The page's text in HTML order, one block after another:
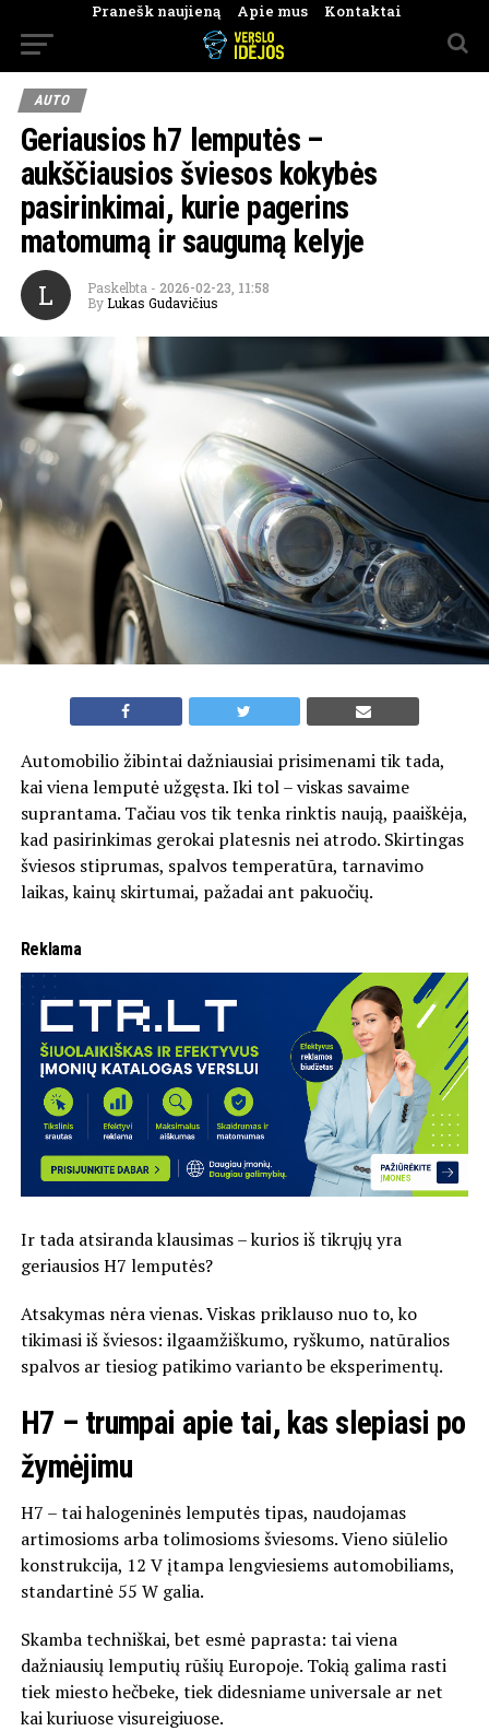
Pranešk naujieną Apie mus Kontaktai
AUTO
Geriausios h7 lemputės –
aukščiausios šviesos kokybės
pasirinkimai, kurie pagerins
matomumą ir saugumą kelyje
L Paskelbta - 2026-02-23, 11:58
By Lukas Gudavičius
Automobilio žibintai dažniausiai prisimenami tik tada,
kai viena lemputė užgęsta. Iki tol – viskas savaime
suprantama. Tačiau vos tik tenka rinktis naują, paaiškėja,
kad pasirinkimas gerokai platesnis nei atrodo. Skirtingas
šviesos stiprumas, spalvos temperatūra, tarnavimo
laikas, kainų skirtumai, pažadai ant pakuočių.
Reklama
Ir tada atsiranda klausimas – kurios iš tikrųjų yra
geriausios H7 lemputės?
Atsakymas nėra vienas. Viskas priklauso nuo to, ko
tikimasi iš šviesos: ilgaamžiškumo, ryškumo, natūralios
spalvos ar tiesiog patikimo varianto be eksperimentų.
H7 – trumpai apie tai, kas slepiasi po
žymėjimu
H7 – tai halogeninės lemputės tipas, naudojamas
artimosioms arba tolimosioms šviesoms. Vieno siūlelio
konstrukcija, 12 V įtampa lengviesiems automobiliams,
standartinė 55 W galia.
Skamba techniškai, bet esmė paprasta: tai viena
dažniausių lemputių rūšių Europoje. Tokią galima rasti
tiek miesto hečbeke, tiek didesniame universale ar net
kai kuriuose visureigiuose.